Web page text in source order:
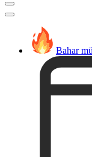
Bahar